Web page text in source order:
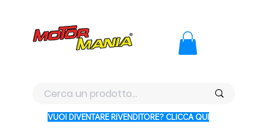
VUOI DIVENTARE RIVENDITORE? CLICCA QUI